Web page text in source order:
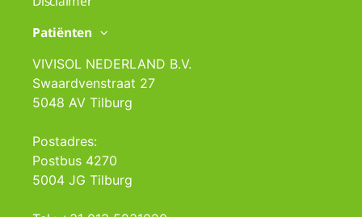
Patiënten
VIVISOL NEDERLAND B.V.
Swaardvenstraat 27
5048 AV Tilburg
Postadres:
Postbus 4270
5004 JG Tilburg